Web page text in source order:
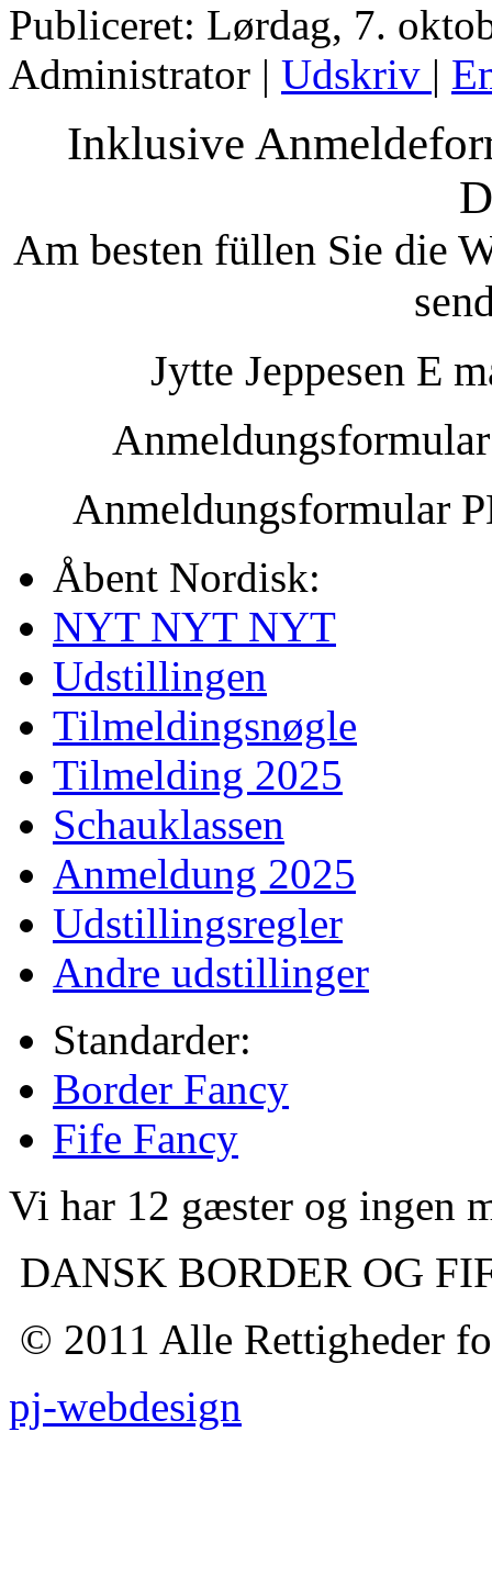
Publiceret: Lørdag, 7.
Administrator | Udskriv |
Inklusive
Am besten füllen Sie die
Jytte Jeppesen E
Anmeldungsformular
Åbent Nordisk:
NYT NYT NYT
Udstillingen
Tilmeldingsnøgle
Tilmelding 2025
Schauklassen
Anmeldung 2025
Udstillingsregler
Andre udstillinger
Standarder:
Border Fancy
Fife Fancy
Vi har 12 gæster og ingen
DANSK BORDER OG
© 2011 Alle Rettigheder
pj-webdesign